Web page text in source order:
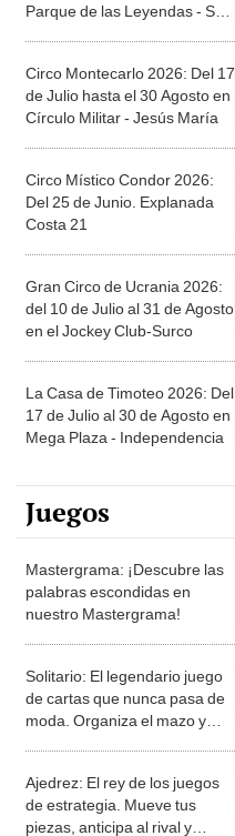
Parque de las Leyendas - San
Circo Montecarlo 2026: Del 17
de Julio hasta el 30 Agosto en
Círculo Militar - Jesús María
Circo Místico Condor 2026:
Del 25 de Junio. Explanada
Costa 21
Gran Circo de Ucrania 2026:
del 10 de Julio al 31 de Agosto
en el Jockey Club-Surco
La Casa de Timoteo 2026: Del
17 de Julio al 30 de Agosto en
Mega Plaza - Independencia
Juegos
Mastergrama: ¡Descubre las
palabras escondidas en
nuestro Mastergrama!
Solitario: El legendario juego
de cartas que nunca pasa de
moda. Organiza el mazo y
Ajedrez: El rey de los juegos
de estrategia. Mueve tus
piezas, anticipa al rival y